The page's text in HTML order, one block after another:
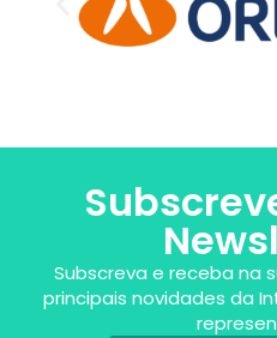
Subscreva e receba na
principais novidades da